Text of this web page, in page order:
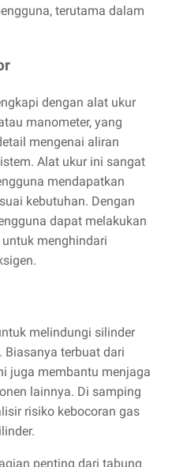
terutama dalam
dengan alat ukur
manometer, yang
mengenai aliran
Alat ukur ini sangat
mendapatkan
kebutuhan. Dengan
dapat melakukan
menghindari
melindungi silinder
Biasanya terbuat dari
juga membantu menjaga
lainnya. Di samping
risiko kebocoran gas
penting dari tabung